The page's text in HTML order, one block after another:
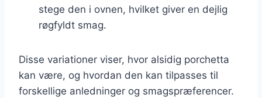
stege den i ovnen, hvilket giver en dejlig
røgfyldt smag.
Disse variationer viser, hvor alsidig porchetta
kan være, og hvordan den kan tilpasses til
forskellige anledninger og smagspræferencer.